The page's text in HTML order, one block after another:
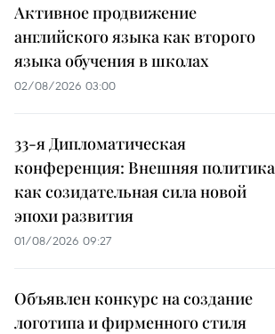
Активное продвижение
английского языка как второго
языка обучения в школах
02/08/2026 03:00
33-я Дипломатическая
конференция: Внешняя политика
как созидательная сила новой
эпохи развития
01/08/2026 09:27
Объявлен конкурс на создание
логотипа и фирменного стиля